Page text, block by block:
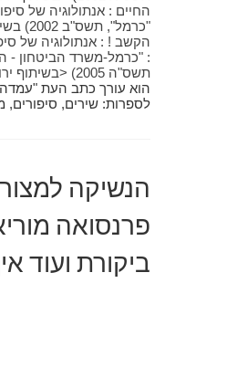
החיים : אנתולוגיה של
"כרמל", תשס"ב 2002) בשיתוף
הקשב ! : אנתולוגיה של
: "כרמל-משרד הביטחון -
תשס"ה 2005) <בשיתוף
הוא עורך כתב העת
לספרות: שירים, סיפורים,
הנשיקה
פרנסואה
ביקורת ועוד